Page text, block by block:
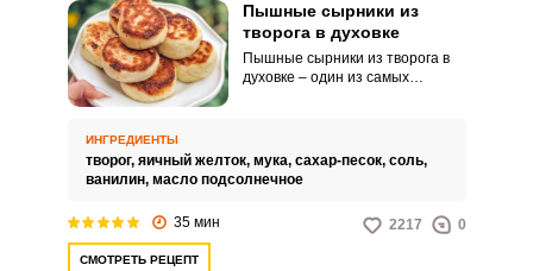
Пышные сырники из
творога в духовке
Пышные сырники из творога в
духовке – один из самых
выбрать творог.
ИНГРЕДИЕНТЫ
творог, яичный желток, мука, сахар-песок, соль,
ванилин, масло подсолнечное
35 мин 2217 0
СМОТРЕТЬ РЕЦЕПТ